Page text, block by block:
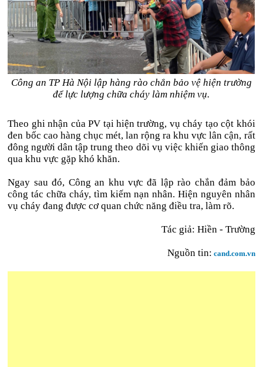
Công an TP Hà Nội lập hàng rào chắn bảo vệ hiện trường
để lực lượng chữa cháy làm nhiệm vụ.
Theo ghi nhận của PV tại hiện trường, vụ cháy tạo cột khói
đen bốc cao hàng chục mét, lan rộng ra khu vực lân cận, rất
đông người dân tập trung theo dõi vụ việc khiến giao thông
qua khu vực gặp khó khăn.
Ngay sau đó, Công an khu vực đã lập rào chắn đảm bảo
công tác chữa cháy, tìm kiếm nạn nhân. Hiện nguyên nhân
vụ cháy đang được cơ quan chức năng điều tra, làm rõ.
Tác giả: Hiền - Trường
Nguồn tin: cand.com.vn